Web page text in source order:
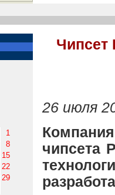
1
8
15
22
29
Чипсет
26 июля
чипсета